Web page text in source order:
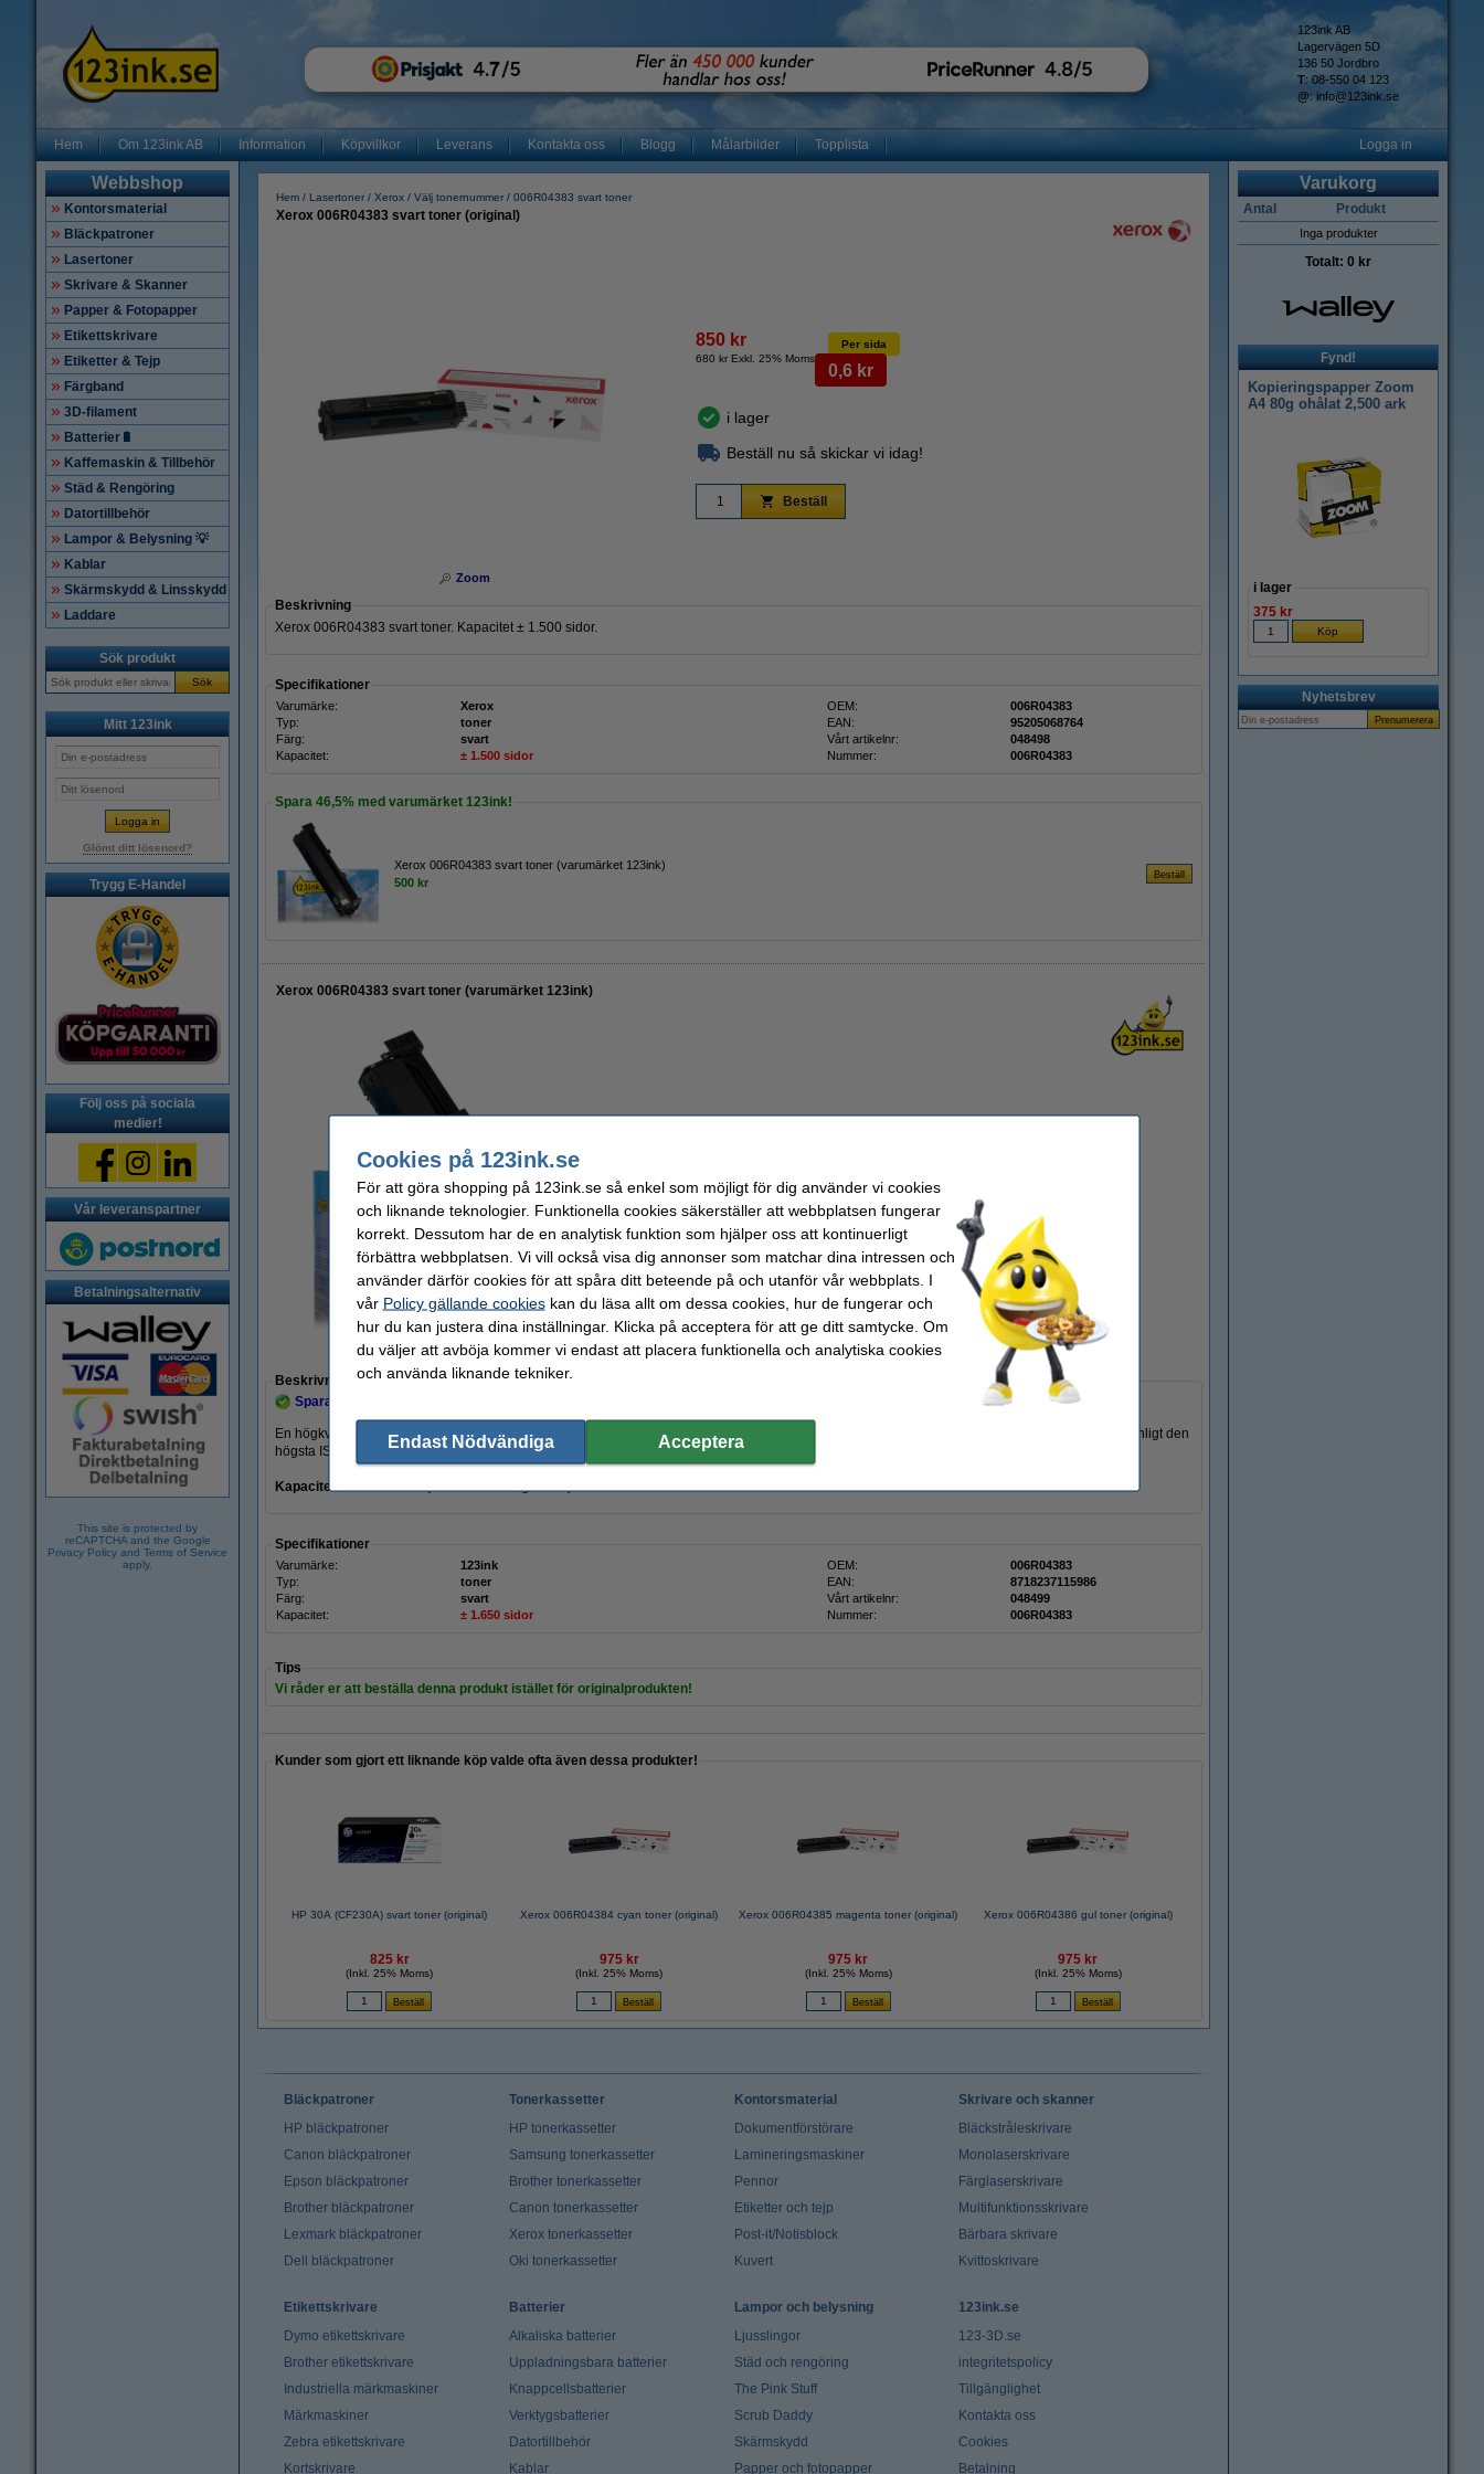
123ink AB
Lagervägen 5D
136 50 Jordbro
T: 08-550 04 123
@: info@123ink.se
Hem Om 123ink AB Information Köpvillkor Leverans Kontakta oss Blogg Målarbilder Topplista Logga in
Webbshop
Kontorsmaterial
Bläckpatroner
Lasertoner
Skrivare & Skanner
Papper & Fotopapper
Etikettskrivare
Etiketter & Tejp
Färgband
3D-filament
Batterier🔋
Kaffemaskin & Tillbehör
Städ & Rengöring
Datortillbehör
Lampor & Belysning 💡
Kablar
Skärmskydd & Linsskydd
Laddare
Sök produkt
Sök
Mitt 123ink
Glömt ditt lösenord?
Trygg E-Handel
Följ oss på sociala
medier!
Vår leveranspartner
Betalningsalternativ
This site is protected by
reCAPTCHA and the Google
Privacy Policy and Terms of Service
apply.
Hem Lasertoner Xerox Välj tonernummer 006R04383 svart toner
Xerox 006R04383 svart toner (original)
Zoom
850 kr
680 kr Exkl. 25% Moms
Per sida
0,6 kr
i lager
Beställ nu så skickar vi idag!
Beställ
Beskrivning
Xerox 006R04383 svart toner. Kapacitet ± 1.500 sidor.
Specifikationer
Varumärke: Xerox OEM:
006R04383
Typ:
toner EAN:
95205068764
Färg:
svart Vårt artikelnr:
048498
Kapacitet:
± 1.500 sidor Nummer: 006R04383
Spara 46,5% med varumärket 123ink!
Xerox 006R04383 svart toner (varumärket 123ink)
500 kr
Xerox 006R04383 svart toner (varumärket 123ink)
Zoom
i lager
Beställ nu så skickar vi idag!
Beställ
Beskrivning
Spara
En högkvalitativ och tillförlitlig version av Xerox 006R04383 svart toner från 123ink. Denna toner produceras av en tillverkare som är certifierad enligt den
högsta ISO-standarden (ISO-9001).
Kapacitet:± 1.650 sidor(150 mer än originalet!)
Specifikationer
Varumärke: 123ink OEM:
006R04383
Typ:
toner EAN:
8718237115986
Färg:
svart Vårt artikelnr:
048499
Kapacitet:
± 1.650 sidor Nummer: 006R04383
Tips
Vi råder er att beställa denna produkt istället för originalprodukten!
Kunder som gjort ett liknande köp valde ofta även dessa produkter!
HP 30A (CF230A) svart toner (original)
825 kr
(Inkl. 25% Moms)
Xerox 006R04384 cyan toner (original)
975 kr
(Inkl. 25% Moms)
Xerox 006R04385 magenta toner (original)
975 kr
(Inkl. 25% Moms)
Xerox 006R04386 gul toner (original)
975 kr
(Inkl. 25% Moms)
Varukorg
Antal Produkt
Inga produkter
Totalt: 0 kr
Fynd!
Kopieringspapper Zoom
A4 80g ohålat 2,500 ark
i lager
375 kr
Nyhetsbrev
Bläckpatroner
HP bläckpatroner
Canon bläckpatroner
Epson bläckpatroner
Brother bläckpatroner
Lexmark bläckpatroner
Dell bläckpatroner
Tonerkassetter
HP tonerkassetter
Samsung tonerkassetter
Brother tonerkassetter
Canon tonerkassetter
Xerox tonerkassetter
Oki tonerkassetter
Kontorsmaterial
Dokumentförstörare
Lamineringsmaskiner
Pennor
Etiketter och tejp
Post-it/Notisblock
Kuvert
Skrivare och skanner
Bläckstråleskrivare
Monolaserskrivare
Färglaserskrivare
Multifunktionsskrivare
Bärbara skrivare
Kvittoskrivare
Etikettskrivare
Dymo etikettskrivare
Brother etikettskrivare
Industriella märkmaskiner
Märkmaskiner
Zebra etikettskrivare
Kortskrivare
Batterier
Alkaliska batterier
Uppladningsbara batterier
Knappcellsbatterier
Verktygsbatterier
Datortillbehör
Kablar
Lampor och belysning
Ljusslingor
Städ och rengöring
The Pink Stuff
Scrub Daddy
Skärmskydd
Papper och fotopapper
123ink.se
123-3D.se
integritetspolicy
Tillgänglighet
Kontakta oss
Cookies
Betalning
Cookies på 123ink.se
För att göra shopping på 123ink.se så enkel som möjligt för dig använder vi cookies
och liknande teknologier. Funktionella cookies säkerställer att webbplatsen fungerar
korrekt. Dessutom har de en analytisk funktion som hjälper oss att kontinuerligt
förbättra webbplatsen. Vi vill också visa dig annonser som matchar dina intressen och
använder därför cookies för att spåra ditt beteende på och utanför vår webbplats. I
vår Policy gällande cookieskan du läsa allt om dessa cookies, hur de fungerar och
hur du kan justera dina inställningar. Klicka på acceptera för att ge ditt samtycke. Om
du väljer att avböja kommer vi endast att placera funktionella och analytiska cookies
och använda liknande tekniker.
Endast Nödvändiga Acceptera